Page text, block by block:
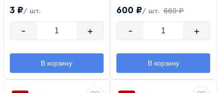
3 ₽/ шт.
- +
В корзину
600 ₽/ шт. 660 ₽
- +
В корзину